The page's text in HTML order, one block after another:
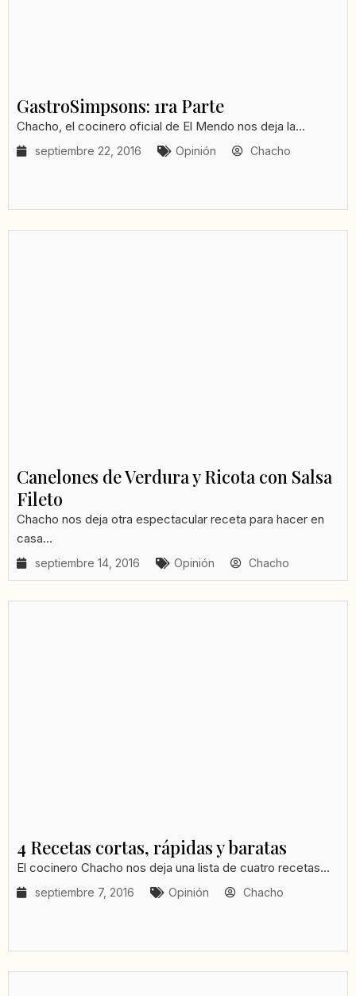
GastroSimpsons: 1ra Parte
Chacho, el cocinero oficial de El Mendo nos deja la...
septiembre 22, 2016 Opinión Chacho
Canelones de Verdura y Ricota con Salsa
Fileto
Chacho nos deja otra espectacular receta para hacer en
casa...
septiembre 14, 2016 Opinión Chacho
4 Recetas cortas, rápidas y baratas
El cocinero Chacho nos deja una lista de cuatro recetas...
septiembre 7, 2016 Opinión Chacho